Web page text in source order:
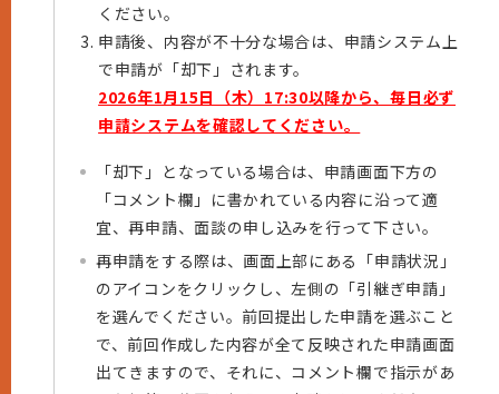
ください。
申請後、内容が不十分な場合は、申請システム上
で申請が「却下」されます。
2026年1月15日（木）17:30以降から、毎日必ず
申請システムを確認してください。
「却下」となっている場合は、申請画面下方の
「コメント欄」に書かれている内容に沿って適
宜、再申請、面談の申し込みを行って下さい。
再申請をする際は、画面上部にある「申請状況」
のアイコンをクリックし、左側の「引継ぎ申請」
を選んでください。前回提出した申請を選ぶこと
で、前回作成した内容が全て反映された申請画面
出てきますので、それに、コメント欄で指示があ